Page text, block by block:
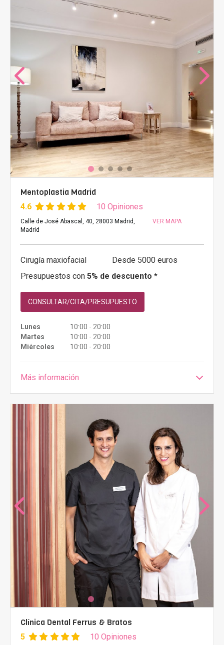
Mentoplastia Madrid
4.6 10 Opiniones
Calle de José Abascal, 40, 28003 Madrid,
Madrid
VER MAPA
Cirugía maxiofacial
Desde 5000 euros
Presupuestos con 5% de descuento *
CONSULTAR/CITA/PRESUPUESTO
Lunes
10:00 - 20:00
Martes
10:00 - 20:00
Miércoles
10:00 - 20:00
Más información
Clínica Dental Ferrus & Bratos
5 10 Opiniones